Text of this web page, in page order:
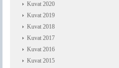
Kuvat 2020
Kuvat 2019
Kuvat 2018
Kuvat 2017
Kuvat 2016
Kuvat 2015